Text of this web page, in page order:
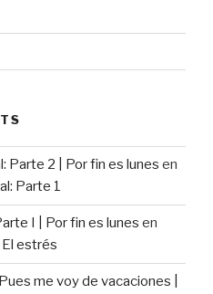
Parte 2 | Por fin es lunes en
Parte 1
I | Por fin es lunes en
estrés
me voy de vacaciones |